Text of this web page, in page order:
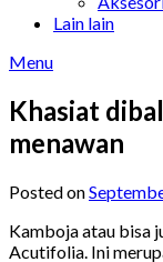
Lain lain
Menu
Khasiat
menawan
Posted on
Kamboja atau bisa
Acutifolia. Ini